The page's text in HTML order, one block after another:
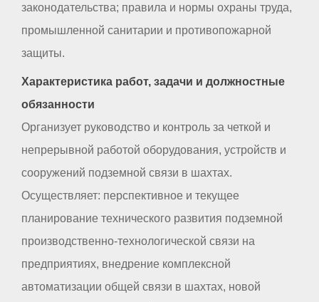
законодательства; правила и нормы охраны труда,
промышленной санитарии и противопожарной
защиты.
Характеристика работ, задачи и должностные
обязанности
Организует руководство и контроль за четкой и
непрерывной работой оборудования, устройств и
сооружений подземной связи в шахтах.
Осуществляет: перспективное и текущее
планирование технического развития подземной
производственно-технологической связи на
предприятиях, внедрение комплексной
автоматизации общей связи в шахтах, новой